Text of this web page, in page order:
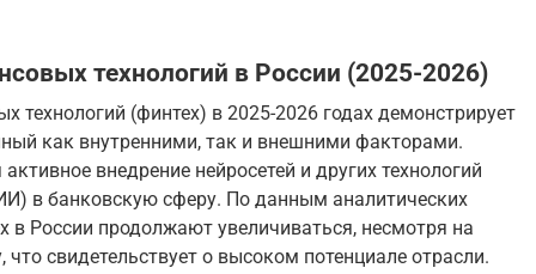
технологий в России (2025-2026)
технологий (финтех) в 2025-2026 годах демонстрирует
как внутренними, так и внешними факторами.
внедрение нейросетей и других технологий
в банковскую сферу. По данным аналитических
в России продолжают увеличиваться, несмотря на
что свидетельствует о высоком потенциале отрасли.